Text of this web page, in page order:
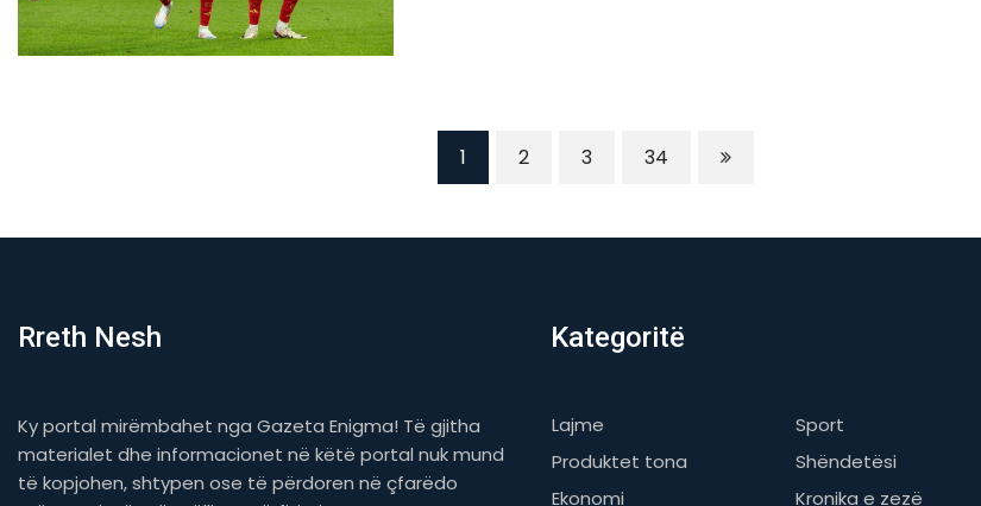
1 2 3 34
Rreth Nesh
Ky portal mirëmbahet nga Gazeta Enigma! Të gjitha
materialet dhe informacionet në këtë portal nuk mund
të kopjohen, shtypen ose të përdoren në çfarëdo
Kategoritë
Lajme
Sport
Produktet tona
Shëndetësi
Ekonomi
Kronika e zezë